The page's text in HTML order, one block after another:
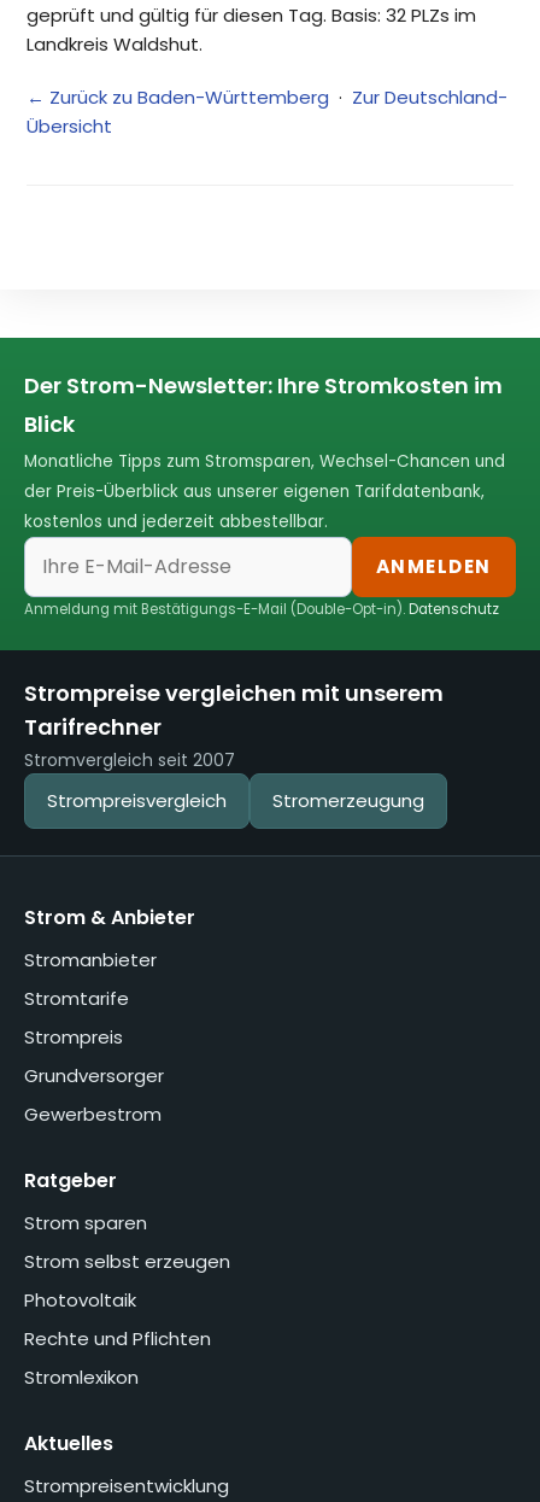
geprüft und gültig für diesen Tag. Basis: 32 PLZs im
Landkreis Waldshut.
← Zurück zu Baden-Württemberg · Zur Deutschland-
Übersicht
Der Strom-Newsletter: Ihre Stromkosten im
Blick
Monatliche Tipps zum Stromsparen, Wechsel-Chancen und
der Preis-Überblick aus unserer eigenen Tarifdatenbank,
kostenlos und jederzeit abbestellbar.
ANMELDEN
Anmeldung mit Bestätigungs-E-Mail (Double-Opt-in).Datenschutz
Strompreise vergleichen mit unserem
Tarifrechner
Stromvergleich seit 2007
Strompreisvergleich Stromerzeugung
Strom & Anbieter
Stromanbieter
Stromtarife
Strompreis
Grundversorger
Gewerbestrom
Ratgeber
Strom sparen
Strom selbst erzeugen
Photovoltaik
Rechte und Pflichten
Stromlexikon
Aktuelles
Strompreisentwicklung